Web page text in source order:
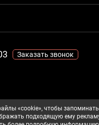
Заказать звонок
«cookie», чтобы
подходящую ему